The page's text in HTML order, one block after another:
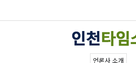
언론사 소개